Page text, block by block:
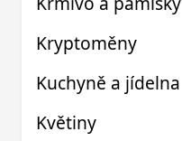
Kryptoměny
Kuchyně a jídelna
Květiny